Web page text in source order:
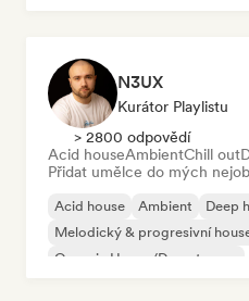
N3UX
Kurátor Playlistu
> 2800 odpovědí
Acid houseAmbientChill out
Přidat umělce do mých
Acid house Ambient Deep
Melodický & progresivní
Organic House/Downtempo